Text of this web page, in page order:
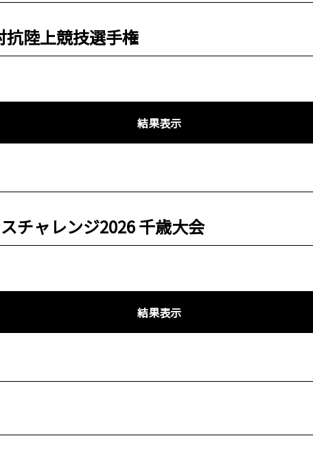
抗陸上競技選手権
結果表示
チャレンジ2026 千歳大会
結果表示